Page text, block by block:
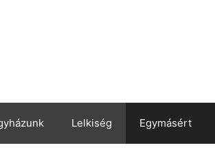
Lelkiség Egymásért